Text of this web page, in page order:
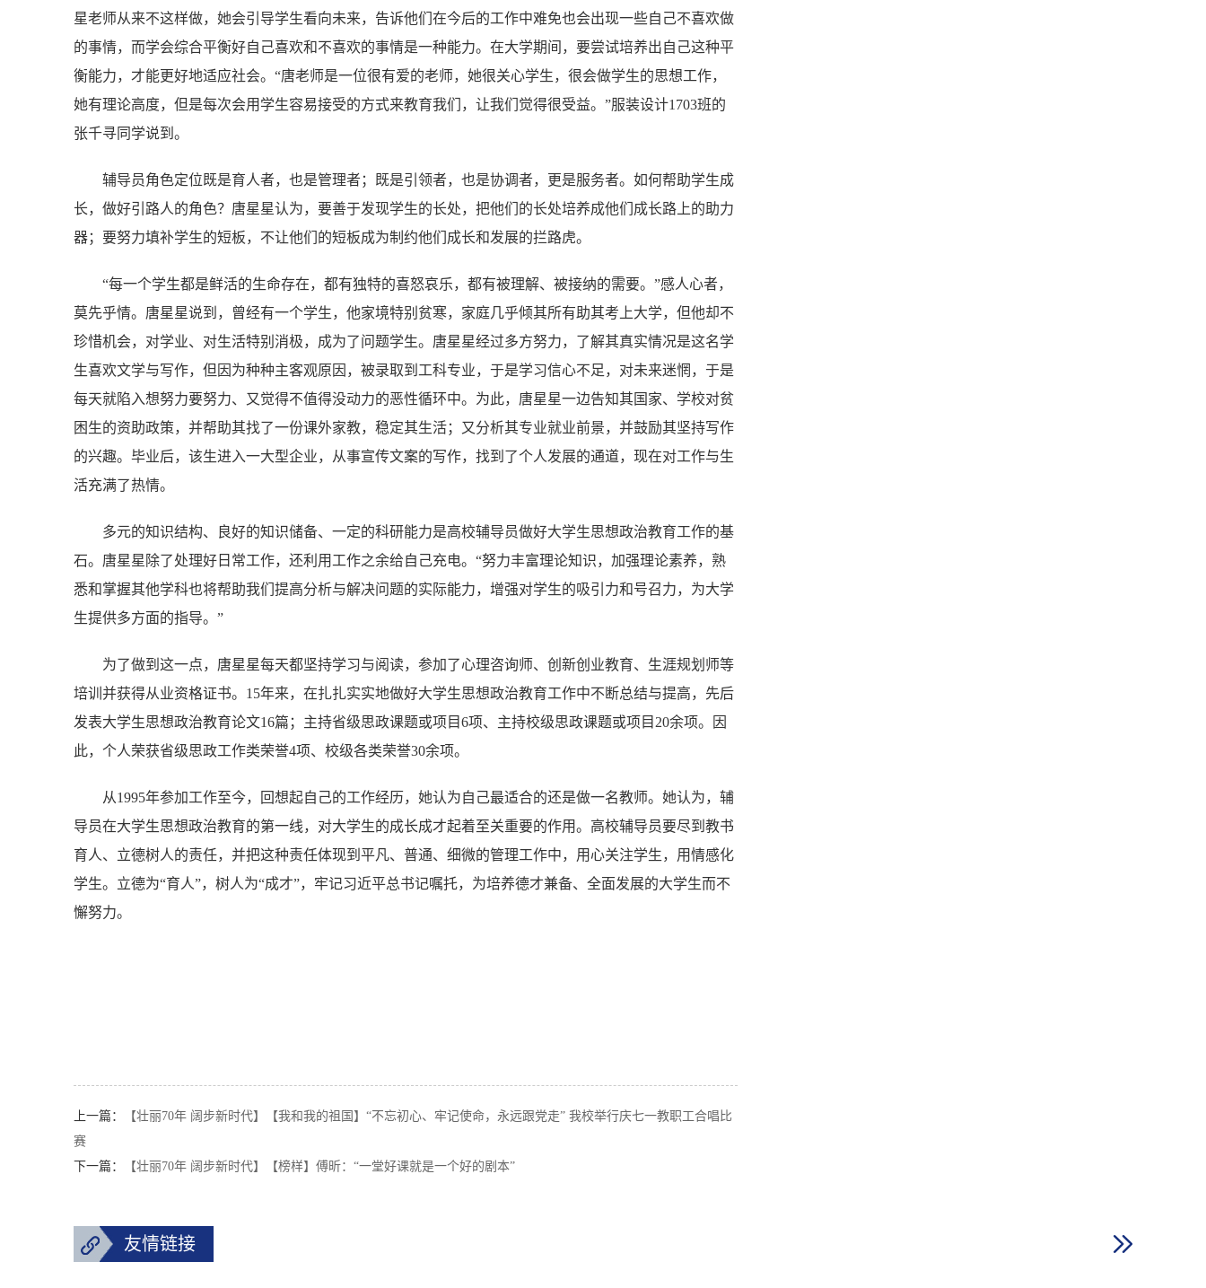
星老师从来不这样做，她会引导学生看向未来，告诉他们在今后的工作中难免也会出现一些自己不喜欢做
的事情，而学会综合平衡好自己喜欢和不喜欢的事情是一种能力。在大学期间，要尝试培养出自己这种平
衡能力，才能更好地适应社会。“唐老师是一位很有爱的老师，她很关心学生，很会做学生的思想工作，
她有理论高度，但是每次会用学生容易接受的方式来教育我们，让我们觉得很受益。”服装设计1703班的
张千寻同学说到。
辅导员角色定位既是育人者，也是管理者；既是引领者，也是协调者，更是服务者。如何帮助学生成
长，做好引路人的角色？唐星星认为，要善于发现学生的长处，把他们的长处培养成他们成长路上的助力
器；要努力填补学生的短板，不让他们的短板成为制约他们成长和发展的拦路虎。
“每一个学生都是鲜活的生命存在，都有独特的喜怒哀乐，都有被理解、被接纳的需要。”感人心者，
莫先乎情。唐星星说到，曾经有一个学生，他家境特别贫寒，家庭几乎倾其所有助其考上大学，但他却不
珍惜机会，对学业、对生活特别消极，成为了问题学生。唐星星经过多方努力，了解其真实情况是这名学
生喜欢文学与写作，但因为种种主客观原因，被录取到工科专业，于是学习信心不足，对未来迷惘，于是
每天就陷入想努力要努力、又觉得不值得没动力的恶性循环中。为此，唐星星一边告知其国家、学校对贫
困生的资助政策，并帮助其找了一份课外家教，稳定其生活；又分析其专业就业前景，并鼓励其坚持写作
的兴趣。毕业后，该生进入一大型企业，从事宣传文案的写作，找到了个人发展的通道，现在对工作与生
活充满了热情。
多元的知识结构、良好的知识储备、一定的科研能力是高校辅导员做好大学生思想政治教育工作的基
石。唐星星除了处理好日常工作，还利用工作之余给自己充电。“努力丰富理论知识，加强理论素养，熟
悉和掌握其他学科也将帮助我们提高分析与解决问题的实际能力，增强对学生的吸引力和号召力，为大学
生提供多方面的指导。”
为了做到这一点，唐星星每天都坚持学习与阅读，参加了心理咨询师、创新创业教育、生涯规划师等
培训并获得从业资格证书。15年来，在扎扎实实地做好大学生思想政治教育工作中不断总结与提高，先后
发表大学生思想政治教育论文16篇；主持省级思政课题或项目6项、主持校级思政课题或项目20余项。因
此，个人荣获省级思政工作类荣誉4项、校级各类荣誉30余项。
从1995年参加工作至今，回想起自己的工作经历，她认为自己最适合的还是做一名教师。她认为，辅
导员在大学生思想政治教育的第一线，对大学生的成长成才起着至关重要的作用。高校辅导员要尽到教书
育人、立德树人的责任，并把这种责任体现到平凡、普通、细微的管理工作中，用心关注学生，用情感化
学生。立德为“育人”，树人为“成才”，牢记习近平总书记嘱托，为培养德才兼备、全面发展的大学生而不
懈努力。
上一篇：
【壮丽70年 阔步新时代】【我和我的祖国】“不忘初心、牢记使命，永远跟党走” 我校举行庆七一教职工合唱比
赛
下一篇：
【壮丽70年 阔步新时代】【榜样】傅昕：“一堂好课就是一个好的剧本”
友情链接